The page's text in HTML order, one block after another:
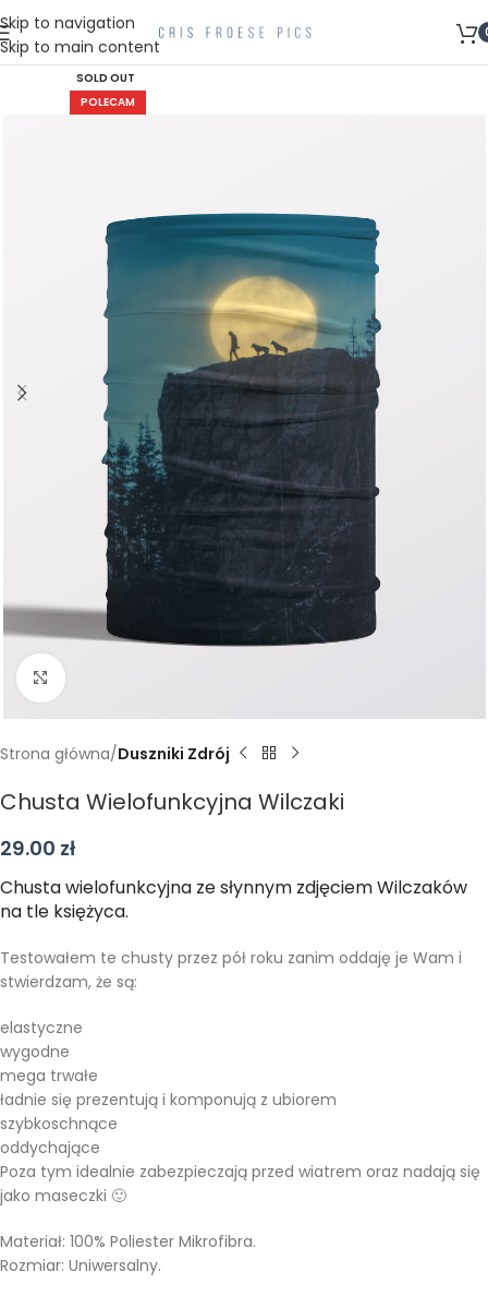
Skip to navigation
Skip to main content
SOLD OUT
POLECAM
Kliknij aby powiększyć
Strona główna Duszniki Zdrój
Chusta Wielofunkcyjna Wilczaki
29.00 zł
Chusta wielofunkcyjna ze słynnym zdjęciem Wilczaków
na tle księżyca.
Testowałem te chusty przez pół roku zanim oddaję je Wam i
stwierdzam, że są:
elastyczne
wygodne
mega trwałe
ładnie się prezentują i komponują z ubiorem
szybkoschnące
oddychające
Poza tym idealnie zabezpieczają przed wiatrem oraz nadają się
jako maseczki 🙂
Materiał: 100% Poliester Mikrofibra.
Rozmiar: Uniwersalny.